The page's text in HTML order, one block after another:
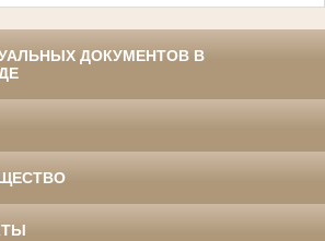
ДОКУМЕНТОВ В